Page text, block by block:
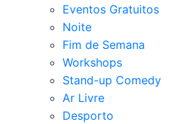
Eventos Gratuitos
Noite
Fim de Semana
Workshops
Stand-up Comedy
Ar Livre
Desporto